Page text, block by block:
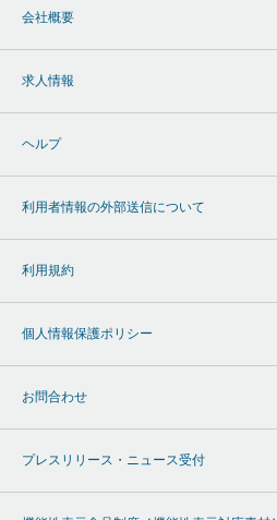
会社概要
求人情報
ヘルプ
利用者情報の外部送信について
利用規約
個人情報保護ポリシー
お問合わせ
プレスリリース・ニュース受付